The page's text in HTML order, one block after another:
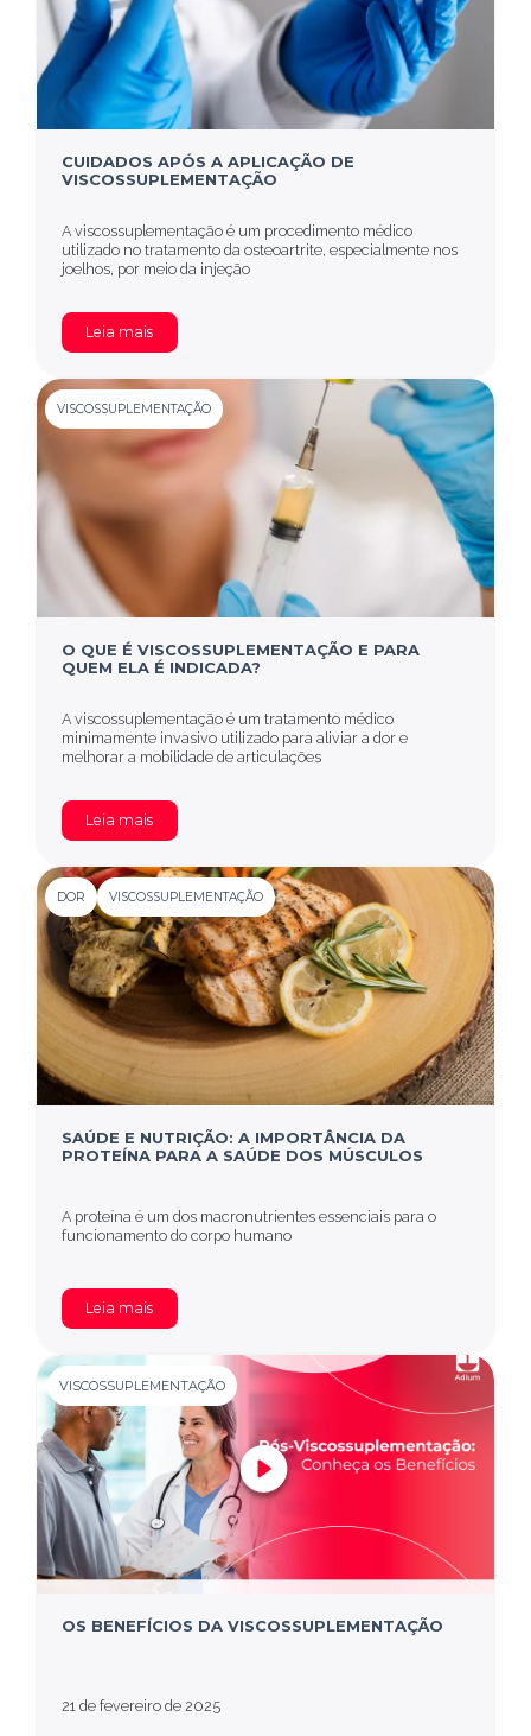
CUIDADOS APÓS A APLICAÇÃO DE
VISCOSSUPLEMENTAÇÃO
A viscossuplementação é um procedimento médico
utilizado no tratamento da osteoartrite, especialmente nos
joelhos, por meio da injeção
Leia mais
VISCOSSUPLEMENTAÇÃO
O QUE É VISCOSSUPLEMENTAÇÃO E PARA
QUEM ELA É INDICADA?
A viscossuplementação é um tratamento médico
minimamente invasivo utilizado para aliviar a dor e
melhorar a mobilidade de articulações
Leia mais
DOR VISCOSSUPLEMENTAÇÃO
SAÚDE E NUTRIÇÃO: A IMPORTÂNCIA DA
PROTEÍNA PARA A SAÚDE DOS MÚSCULOS
A proteína é um dos macronutrientes essenciais para o
funcionamento do corpo humano
Leia mais
VISCOSSUPLEMENTAÇÃO
OS BENEFÍCIOS DA VISCOSSUPLEMENTAÇÃO
21 de fevereiro de 2025